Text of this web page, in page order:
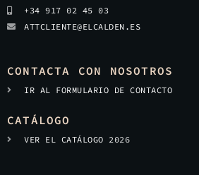
+34 917 02 45 03
ATTCLIENTE@ELCALDEN.ES
CONTACTA CON NOSOTROS
IR AL FORMULARIO DE CONTACTO
CATÁLOGO
VER EL CATÁLOGO 2026